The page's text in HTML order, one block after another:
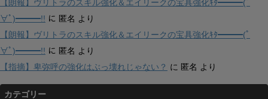
【朗報】ヴリトラのスキル強化＆エイリークの宝具強化ｷﾀ━━━(ﾟ
∀ﾟ)━━━!! に 匿名 より
【朗報】ヴリトラのスキル強化＆エイリークの宝具強化ｷﾀ━━━(ﾟ
∀ﾟ)━━━!! に 匿名 より
【指摘】卑弥呼の強化はぶっ壊れじゃない？ に 匿名 より
カテゴリー